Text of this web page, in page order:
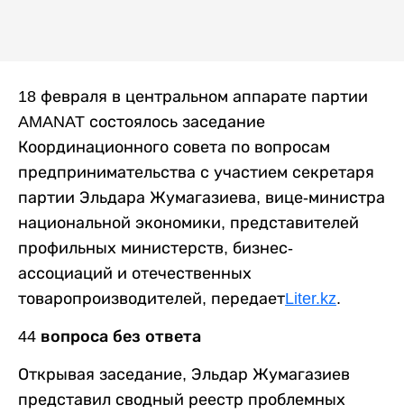
18 февраля в центральном аппарате партии
AMANAT состоялось заседание
Координационного совета по вопросам
предпринимательства с участием секретаря
партии Эльдара Жумагазиева, вице-министра
национальной экономики, представителей
профильных министерств, бизнес-
ассоциаций и отечественных
товаропроизводителей, передаетLiter.kz.
44 вопроса без ответа
Открывая заседание, Эльдар Жумагазиев
представил сводный реестр проблемных